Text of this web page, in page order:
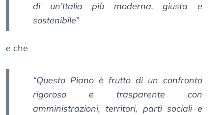
di un’Italia più moderna, giusta e
sostenibile”
e che
“Questo Piano è frutto di un confronto
rigoroso e trasparente con
amministrazioni, territori, parti sociali e